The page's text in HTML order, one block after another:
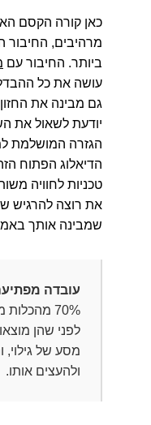
כאן קורה הקסם
מרהיבים, החיבור
ביותר. החיבור עם
עושה את כל
גם מבינה את
יודעת לשאול את
הגזרה המושלמת
הדיאלוג הפתוח
טכניות לחוויה
את רוצה להרגיש
שמבינה אותך
עובדה
לפני שהן
מסע של גילוי,
ולהעצים אותו.